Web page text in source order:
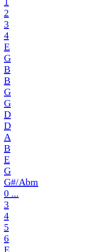
2
3
4
E
G
B
B
G
G
D
D
A
B
E
G
G#/Abm
0 ...
3
4
5
6
E